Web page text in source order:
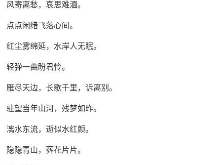
风寄离愁，哀思难湎。
点点闲绪飞落心间。
红尘雾绵延，水岸人无眠。
轻弹一曲盼君怜。
雁尽天边，长歌千里，诉离别。
驻望当年山河，残梦如昨。
漓水东流，逝似水红颜。
隐隐青山，葬花片片。